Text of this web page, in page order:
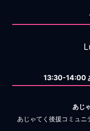
13:30-14:00
あじ
あじゃてく後援コミュニ